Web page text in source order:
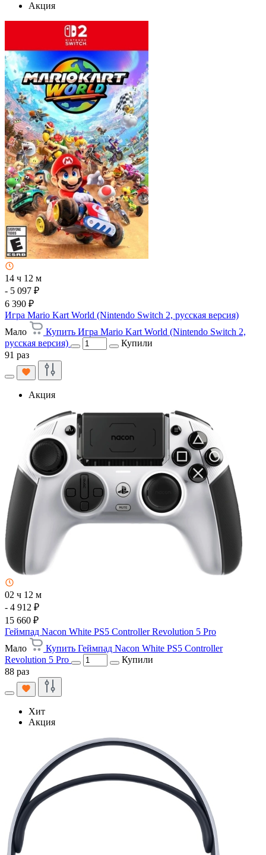
Акция
14 ч 12 м
- 5 097 ₽
6 390 ₽
Игра Mario Kart World (Nintendo Switch 2, русская версия)
Мало
Купить Игра Mario Kart World (Nintendo Switch 2,
русская версия)
Купили
91 раз
Акция
02 ч 12 м
- 4 912 ₽
15 660 ₽
Геймпад Nacon White PS5 Controller Revolution 5 Pro
Мало
Купить Геймпад Nacon White PS5 Controller
Revolution 5 Pro
Купили
88 раз
Хит
Акция